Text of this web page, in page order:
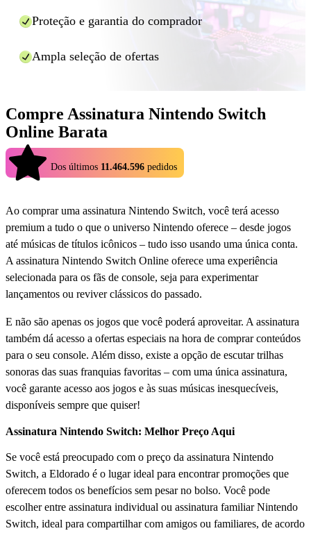
Proteção e garantia do comprador
Ampla seleção de ofertas
Compre Assinatura Nintendo Switch
Online Barata
Dos últimos 11.464.596 pedidos
Ao comprar uma assinatura Nintendo Switch, você terá acesso
premium a tudo o que o universo Nintendo oferece – desde jogos
até músicas de títulos icônicos – tudo isso usando uma única conta.
A assinatura Nintendo Switch Online oferece uma experiência
selecionada para os fãs de console, seja para experimentar
lançamentos ou reviver clássicos do passado.
E não são apenas os jogos que você poderá aproveitar. A assinatura
também dá acesso a ofertas especiais na hora de comprar conteúdos
para o seu console. Além disso, existe a opção de escutar trilhas
sonoras das suas franquias favoritas – com uma única assinatura,
você garante acesso aos jogos e às suas músicas inesquecíveis,
disponíveis sempre que quiser!
Assinatura Nintendo Switch: Melhor Preço Aqui
Se você está preocupado com o preço da assinatura Nintendo
Switch, a Eldorado é o lugar ideal para encontrar promoções que
oferecem todos os benefícios sem pesar no bolso. Você pode
escolher entre assinatura individual ou assinatura familiar Nintendo
Switch, ideal para compartilhar com amigos ou familiares, de acordo